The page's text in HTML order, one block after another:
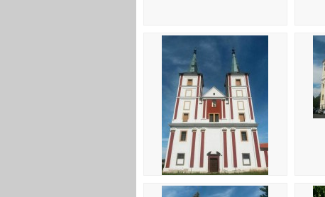
13 Portál